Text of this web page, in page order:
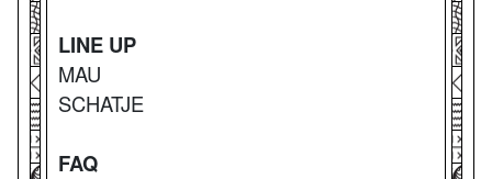
LINE UP
MAU
SCHATJE
FAQ